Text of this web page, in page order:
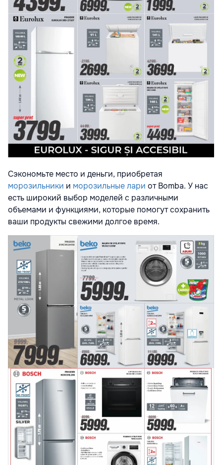
Сэкономьте место и деньги, приобретая
морозильники и морозильные лари от Bomba. У нас
есть широкий выбор моделей с различными
объемами и функциями, которые помогут сохранить
ваши продукты свежими долгое время.